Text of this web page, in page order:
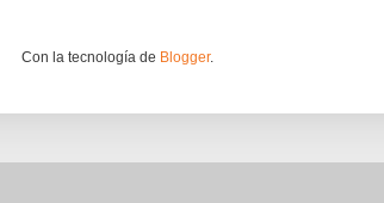
Con la tecnología de Blogger.